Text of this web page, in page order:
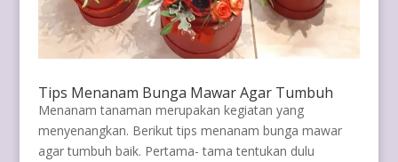
Tips Menanam Bunga Mawar Agar Tumbuh
Menanam tanaman merupakan kegiatan yang
menyenangkan. Berikut tips menanam bunga mawar
agar tumbuh baik. Pertama- tama tentukan dulu